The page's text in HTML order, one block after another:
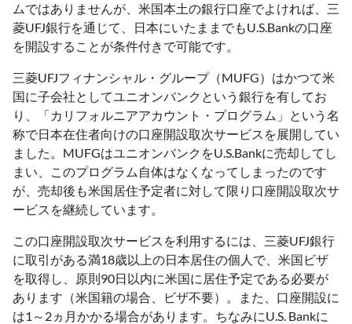
ムではありませんが、米国本土の銀行口座でよければ、三
菱UFJ銀行を通じて、日本にいたままでもU.S.Bankの口座
を開設することが条件付きで可能です。
三菱UFJフィナンシャル・グループ（MUFG）はかつて米
国に子会社としてユニオンバンクという銀行を有してお
り、「カリフォルニアアカウント・プログラム」という名
称で日本在住者向けの口座開設取次サービスを展開してい
ました。MUFGはユニオンバンクをU.S.Bankに売却してし
まい、このプログラム自体はなくなってしまったのです
が、売却後も米国居住予定者に対して限り口座開設取次サ
ービスを継続しています。
この口座開設取次サービスを利用するには、三菱UFJ銀行
に取引がある満18歳以上の日本居住の個人で、米国ビザ
を取得し、原則90日以内に米国に居住予定である必要が
あります（米国籍の場合、ビザ不要）。また、口座開設に
は1～2ヵ月かかる場合があります。ちなみにU.S. Bankに